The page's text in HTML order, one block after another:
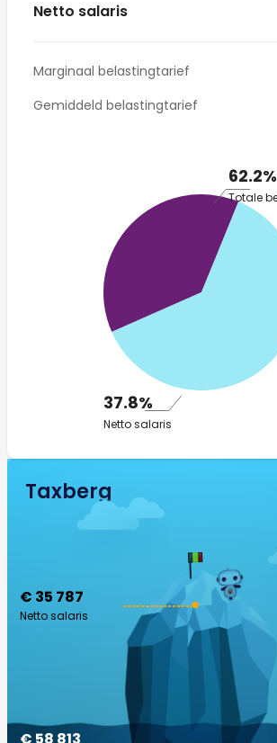
Netto salaris
Marginaal belastingtarief
Gemiddeld belastingtarief
62.2%
37.8%
Netto salaris
Taxberg
€ 35 787
Netto salaris